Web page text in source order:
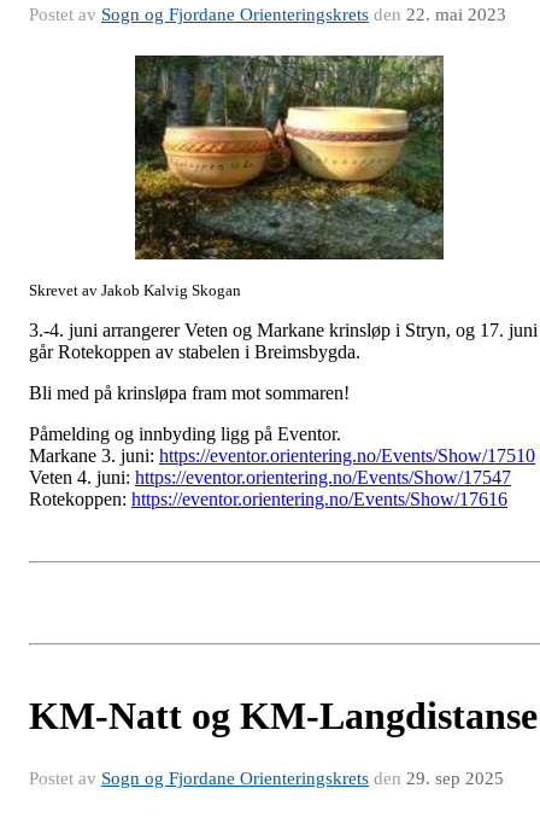
Postet av Sogn og Fjordane Orienteringskrets den 22. mai 2023
Skrevet av Jakob Kalvig Skogan
3.-4. juni arrangerer Veten og Markane krinsløp i Stryn, og 17. juni
går Rotekoppen av stabelen i Breimsbygda.
Bli med på krinsløpa fram mot sommaren!
Påmelding og innbyding ligg på Eventor.
Markane 3. juni: https://eventor.orientering.no/Events/Show/17510
Veten 4. juni: https://eventor.orientering.no/Events/Show/17547
Rotekoppen: https://eventor.orientering.no/Events/Show/17616
KM-Natt og KM-Langdistanse
Postet av Sogn og Fjordane Orienteringskrets den 29. sep 2025